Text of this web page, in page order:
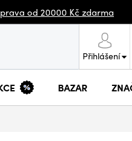
od 20000 Kč zdarma
Přihlášení
BAZAR